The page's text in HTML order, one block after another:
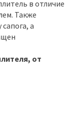
в отличие
Также
а
от